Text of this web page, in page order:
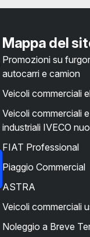
Mappa del
Promozioni su
autocarri e camion
Veicoli commerciali
Veicoli commerciali e
industriali IVECO
FIAT Professional
Piaggio Commercial
ASTRA
Veicoli commerciali
Noleggio a Breve